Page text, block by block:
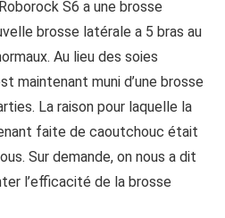
S6 a une brosse
brosse latérale a 5 bras au
Au lieu des soies
maintenant muni d’une brosse
La raison pour laquelle la
faite de caoutchouc était
Sur demande, on nous a dit
l’efficacité de la brosse